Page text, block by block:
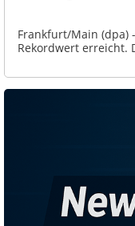
Frankfurt/Main (dpa)
Rekordwert erreicht.